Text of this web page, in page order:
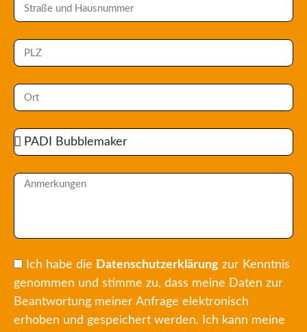
Ich habe die Datenschutzerklärung zur Kenntnis
genommen und stimme zu, dass meine Daten zur
Beantwortung meiner Anfrage elektronisch
erhoben und gespeichert werden. Ich kann meine